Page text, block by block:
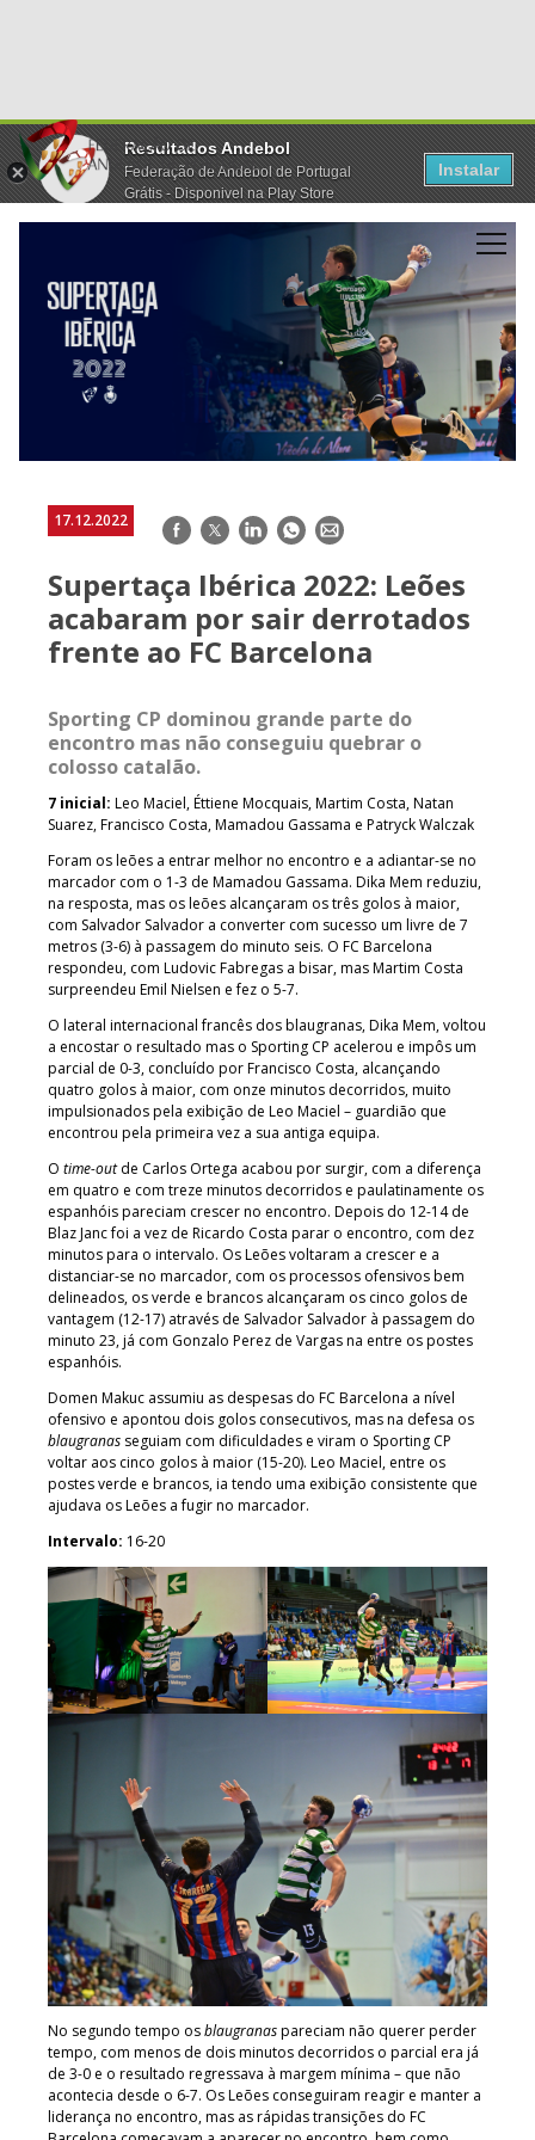
Resultados Andebol
Federação de Andebol de Portugal
Grátis - Disponivel na Play Store
Instalar
17.12.2022 Facebook
TwitterLinkedInWhatsApp
E-
Supertaça Ibérica 2022: Leões
acabaram por sair derrotados
frente ao FC Barcelona
Sporting CP dominou grande parte do
encontro mas não conseguiu quebrar o
colosso catalão.
7 inicial: Leo Maciel, Éttiene Mocquais, Martim Costa, Natan
Suarez, Francisco Costa, Mamadou Gassama e Patryck Walczak
Foram os leões a entrar melhor no encontro e a adiantar-se no
marcador com o 1-3 de Mamadou Gassama. Dika Mem reduziu,
na resposta, mas os leões alcançaram os três golos à maior,
com Salvador Salvador a converter com sucesso um livre de 7
metros (3-6) à passagem do minuto seis. O FC Barcelona
respondeu, com Ludovic Fabregas a bisar, mas Martim Costa
surpreendeu Emil Nielsen e fez o 5-7.
O lateral internacional francês dos blaugranas, Dika Mem, voltou
a encostar o resultado mas o Sporting CP acelerou e impôs um
parcial de 0-3, concluído por Francisco Costa, alcançando
quatro golos à maior, com onze minutos decorridos, muito
impulsionados pela exibição de Leo Maciel – guardião que
encontrou pela primeira vez a sua antiga equipa.
O time-outde Carlos Ortega acabou por surgir, com a diferença
em quatro e com treze minutos decorridos e paulatinamente os
espanhóis pareciam crescer no encontro. Depois do 12-14 de
Blaz Janc foi a vez de Ricardo Costa parar o encontro, com dez
minutos para o intervalo. Os Leões voltaram a crescer e a
distanciar-se no marcador, com os processos ofensivos bem
delineados, os verde e brancos alcançaram os cinco golos de
vantagem (12-17) através de Salvador Salvador à passagem do
minuto 23, já com Gonzalo Perez de Vargas na entre os postes
espanhóis.
Domen Makuc assumiu as despesas do FC Barcelona a nível
ofensivo e apontou dois golos consecutivos, mas na defesa os
blaugranas seguiam com dificuldades e viram o Sporting CP
voltar aos cinco golos à maior (15-20). Leo Maciel, entre os
postes verde e brancos, ia tendo uma exibição consistente que
ajudava os Leões a fugir no marcador.
Intervalo: 16-20
No segundo tempo osblaugranaspareciam não querer perder
tempo, com menos de dois minutos decorridos o parcial era já
de 3-0 e o resultado regressava à margem mínima – que não
acontecia desde o 6-7. Os Leões conseguiram reagir e manter a
liderança no encontro, mas as rápidas transições do FC